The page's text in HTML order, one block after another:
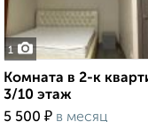
1
Комната в 2-к
3/10 этаж
5 500 ₽ в месяц